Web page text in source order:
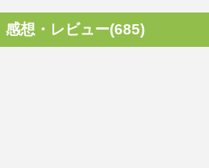
感想・レビュー(685)